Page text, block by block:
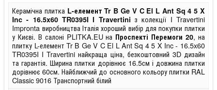
Керамічна плитка L-елемент Tr B Ge V C El L Ant Sq 4 5 X
Inc - 16.5x60 TR0395I I Travertini з колекції I Travertini
Impronta виробництва Італія хороший вибір для покупки плитки
у Києві. В салоні PLITKA.EU на Проспекті Перемоги 20, на
плитку L-елемент Tr B Ge V C El L Ant Sq 4 5 X Inc - 16.5x60
TR0395I I Travertini найкраща ціна, безкоштовний 3D дизайн
та гарантія. Ширина плитки дорівнює 16.5см і довжина плитки
дорівнює 60см. Найближчий до основного кольору плитки RAL
Classic 9016 Транспортний білий